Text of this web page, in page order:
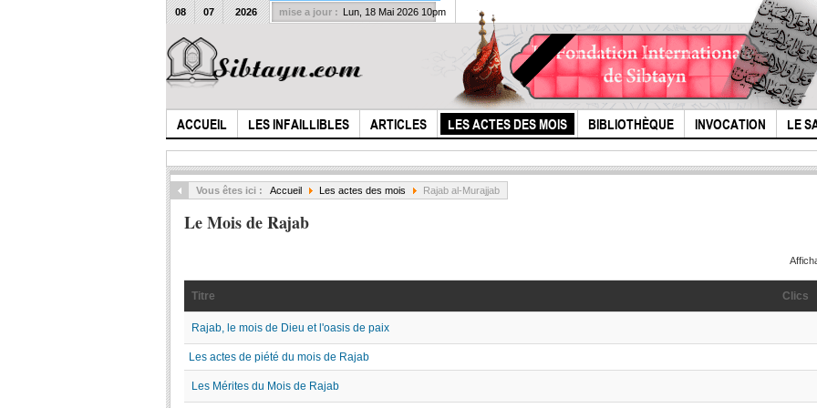
ACCUEIL LES INFAILLIBLES ARTICLES LES ACTES DES MOIS BIBLIOTHÈQUE INVOCATION LE
08 07 2026 mise a jour : Lun, 18 Mai 2026 10pm
Vous êtes ici : Accueil Les actes des mois Rajab al-Murajjab
Le Mois de Rajab
Titre Clics
Rajab, le mois de Dieu et l'oasis de paix
Les actes de piété du mois de Rajab
Les Mérites du Mois de Rajab
Il était une fois (les
Hussein)...
Les
les